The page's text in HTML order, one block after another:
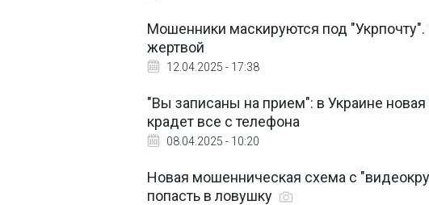
Мошенники маскируются под "Укрпочту".
жертвой
12.04.2025 - 17:38
"Вы записаны на прием": в Украине
крадет все с телефона
08.04.2025 - 10:20
Новая мошенническая схема с
попасть в ловушку